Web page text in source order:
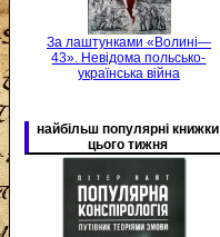
За лаштунками «Волині—
43». Невідома польсько-
українська війна
найбільш популярні книжки
цього тижня